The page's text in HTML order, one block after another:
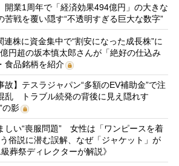
開業1周年で「経済効果494億円」の大きな
戦を覆い隠す“不透明すぎる巨大な数字”
連株に資金集中で“割安になった成長株”に
円超の坂本慎太郎さんが「絶好の仕込み
食品銘柄を紹介
故】テスラジャパン“多額のEV補助金”で注
乱 トラブル続発の背後に見え隠れす
の影
しい“喪服問題” 女性は「ワンピースを着
俗説に潜む誤解、なぜ「ジャケット」が
葬祭ディレクターが解説》